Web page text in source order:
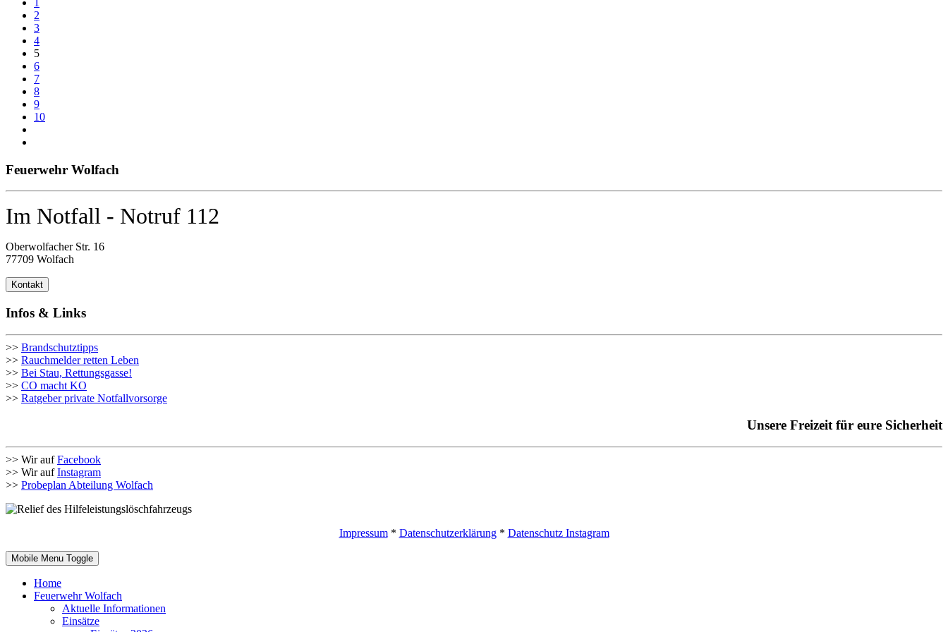
2
3
4
5
6
7
8
9
10
Feuerwehr Wolfach
Im Notfall - Notruf 112
Oberwolfacher Str. 16
77709 Wolfach
Kontakt
Infos & Links
>> Brandschutztipps
>> Rauchmelder retten Leben
>> Bei Stau, Rettungsgasse!
>> CO macht KO
>> Ratgeber private Notfallvorsorge
Unsere Freizeit für eure Sicherheit
>> Wir aufFacebook
>> Wir aufInstagram
>> Probeplan Abteilung Wolfach
Impressum* Datenschutzerklärung* Datenschutz Instagram
Mobile Menu Toggle
Home
Feuerwehr Wolfach
Aktuelle Informationen
Einsätze